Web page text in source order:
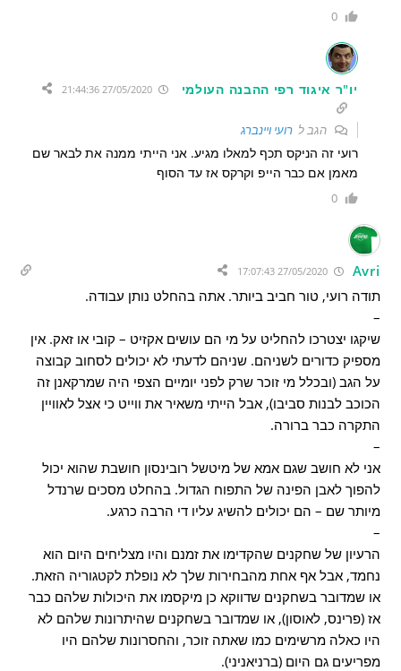
0
יו"ר איגוד רפי ההבנה העולמי 27/05/2020 21:44:36
הגב לרועי ויינברג
רועי זה הניקס תכף למאלו מגיע. אני הייתי ממנה את לבאר שם
מאמן אם כבר הייפ וקרקס אז עד הסוף
0
Avri
27/05/2020 17:07:43
תודה רועי, טור חביב ביותר. אתה בהחלט נותן עבודה.
–
שיקגו יצטרכו להחליט על מי הם עושים אקזיט – קובי או זאק. אין
מספיק כדורים לשניהם. שניהם לדעתי לא יכולים לסחוב קבוצה
על הגב (ובכלל מי זוכר שרק לפני יומיים הצפי היה שמרקאנן זה
הכוכב לבנות סביבו), אבל הייתי משאיר את ווייט כי אצל לאוויין
התקרה כבר ברורה.
–
אני לא חושב שגם אמא של מיטשל רובינסון חושבת שהוא יכול
להפוך לאבן הפינה של התפוח הגדול. בהחלט מסכים שרנדל
מיותר שם – הם יכולים להשיג עליו די הרבה כרגע.
–
הרעיון של שחקנים שהקדימו את זמנם והיו מצליחים היום הוא
נחמד, אבל אף אחת מהבחירות שלך לא נופלת לקטגוריה הזאת.
או שמדובר בשחקנים שדווקא כן מיקסמו את היכולות שלהם כבר
אז (פרינס, לאוסון), או שמדובר בשחקנים שהיתרונות שלהם לא
היו כאלה מרשימים כמו שאתה זוכר, והחסרונות שלהם היו
מפריעים גם היום (ברניאניני).